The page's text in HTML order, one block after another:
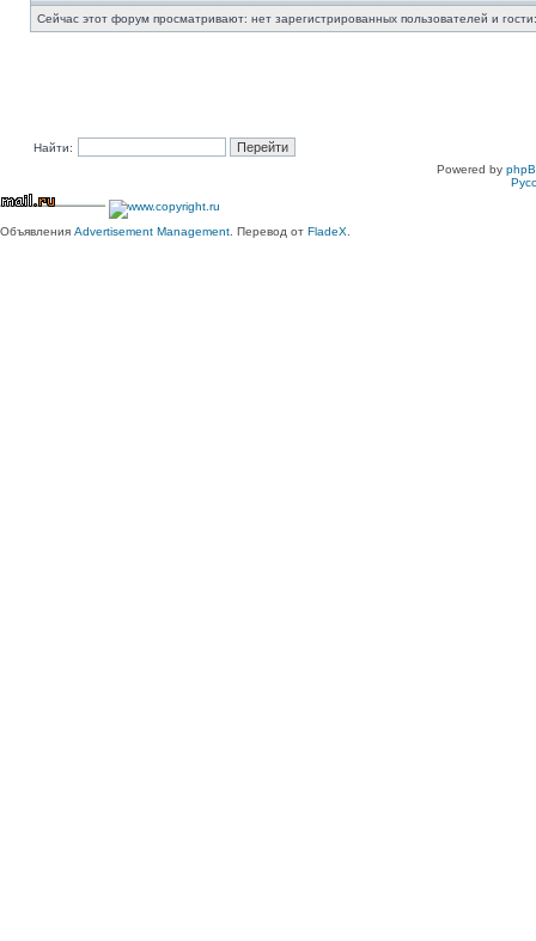
Сейчас этот форум просматривают: нет зарегистрированных пользователей и
Найти:
Powered by
Объявления Advertisement Management . Перевод от FladeX